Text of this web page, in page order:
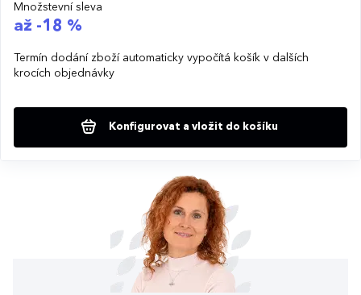
Množstevní sleva
až -18 %
Termín dodání zboží automaticky vypočítá košík v dalších
krocích objednávky
Konfigurovat a vložit do košíku